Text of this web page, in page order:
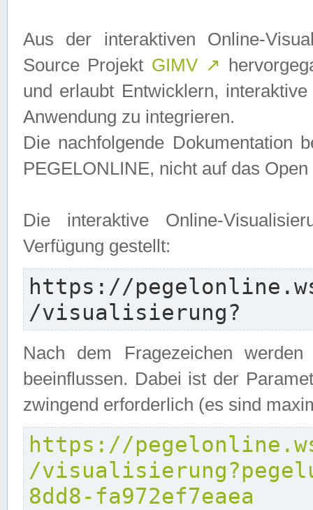
Aus der interaktiven Online-
Source Projekt GIMV ↗
und erlaubt Entwicklern,
Anwendung zu integrieren.
Die nachfolgende Dokumentation
PEGELONLINE, nicht auf das
Die interaktive Online-
Verfügung gestellt:
https://
/visualisierung?
Nach dem Fragezeichen
beeinflussen. Dabei ist der
zwingend erforderlich (es sind
https://
/
8dd8-fa972ef7eaea